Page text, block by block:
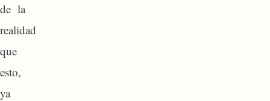
de la
realidad
que
esto,
ya